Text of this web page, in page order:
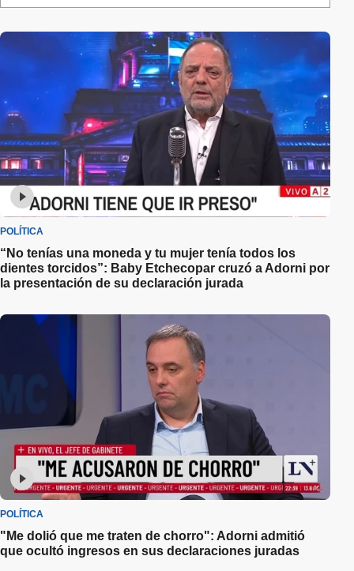
POLÍTICA
“No tenías una moneda y tu mujer tenía todos los
dientes torcidos”: Baby Etchecopar cruzó a Adorni por
la presentación de su declaración jurada
POLÍTICA
"Me dolió que me traten de chorro": Adorni admitió
que ocultó ingresos en sus declaraciones juradas